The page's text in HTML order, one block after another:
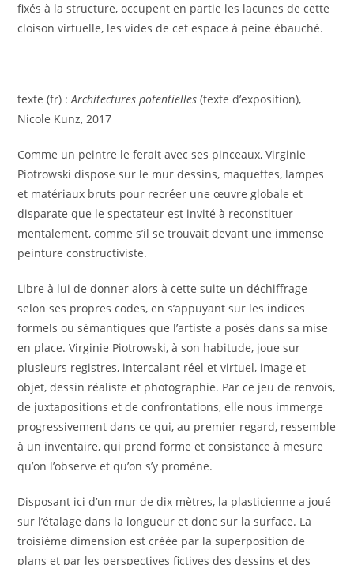
fixés à la structure, occupent en partie les lacunes de cette
cloison virtuelle, les vides de cet espace à peine ébauché.
texte (fr) :Architectures potentielles (texte d’exposition),
Nicole Kunz, 2017
Comme un peintre le ferait avec ses pinceaux, Virginie
Piotrowski dispose sur le mur dessins, maquettes, lampes
et matériaux bruts pour recréer une œuvre globale et
disparate que le spectateur est invité à reconstituer
mentalement, comme s’il se trouvait devant une immense
peinture constructiviste.
Libre à lui de donner alors à cette suite un déchiffrage
selon ses propres codes, en s’appuyant sur les indices
formels ou sémantiques que l’artiste a posés dans sa mise
en place. Virginie Piotrowski, à son habitude, joue sur
plusieurs registres, intercalant réel et virtuel, image et
objet, dessin réaliste et photographie. Par ce jeu de renvois,
de juxtapositions et de confrontations, elle nous immerge
progressivement dans ce qui, au premier regard, ressemble
à un inventaire, qui prend forme et consistance à mesure
qu’on l’observe et qu’on s’y promène.
Disposant ici d’un mur de dix mètres, la plasticienne a joué
sur l’étalage dans la longueur et donc sur la surface. La
troisième dimension est créée par la superposition de
plans et par les perspectives fictives des dessins et des